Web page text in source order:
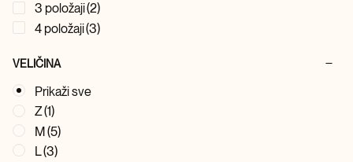
3 položaji(2)
4 položaji(3)
VELIČINA
Prikaži sve
Z(1)
M(5)
L(3)